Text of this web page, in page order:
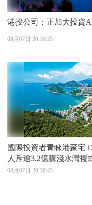
港投公司：正加大投資
08月07日 20:39:35
國際投資者青睞港豪宅 DST共同創辦
人斥逾3.2億購淺水灣複
08月07日 20:30:45